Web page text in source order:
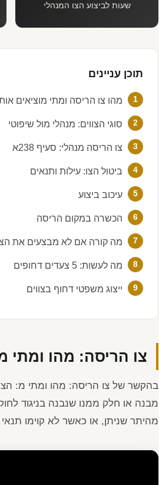
שעות לביצוע הצו המנהלי
תוכן עניינים
מהו צו הריסה ומתי מוציאים
סוגי הצווים: מנהלי מול שיפוטי
צו הריסה מנהלי: סעיף 238א
ביטול הצו: עילות ותנאים
עיכוב ביצוע
הכשרה במקום הריסה
מה קורה אם לא מבצעים את
מה לעשות: 5 צעדים דחופים
ייצוג משפטי דחוף בצווים
צו הריסה: מהו ומתי
בהקשר של צו הריסה: מהו ומתי מ:
מבנה או חלק ממנו שנבנה בניגוד
מהיתר שניתן, או כאשר לא קוימו